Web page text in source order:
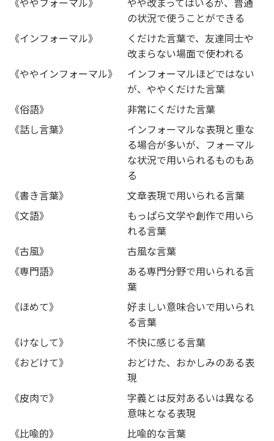
の状況で使うことができる
《インフォーマル》
くだけた言葉で、友達同士や
改まらない場面で使われる
《ややインフォーマル》
インフォーマルほどではない
が、ややくだけた言葉
《俗語》
非常にくだけた言葉
《話し言葉》
インフォーマルな表現と重な
る場合が多いが、フォーマル
な状況で用いられるものもあ
る
《書き言葉》
文章表現で用いられる言葉
《文語》
もっぱら文学や創作で用いら
れる言葉
《古風》
古風な言葉
《専門語》
ある専門分野で用いられる言
葉
《ほめて》
好ましい意味合いで用いられ
る言葉
《けなして》
不快に感じる言葉
《おどけて》
おどけた、おかしみのある表
現
《皮肉で》
字義とは反対あるいは異なる
意味となる表現
《比喩的》
比喩的な言葉